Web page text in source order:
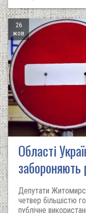
26
жов
Області
забороняють
Депутати
четвер більшістю
публічне